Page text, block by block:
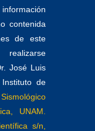
contenida
de este
José Luis
de
UNAM.
s/n,